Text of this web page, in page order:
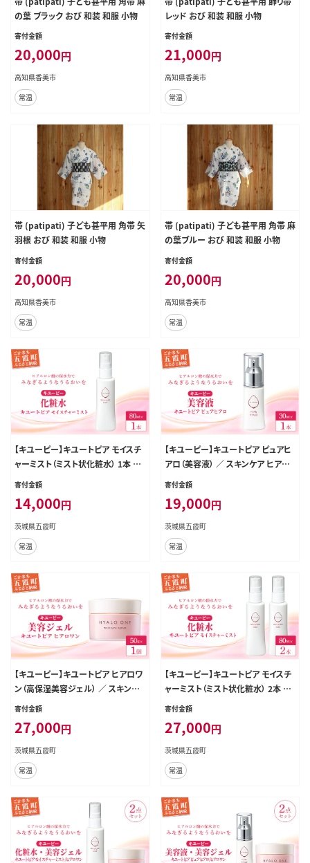
の葉 ブラック おび 和装 和服 小物
寄付金額
20,000円
高知県香美市
常温
レッド おび 和装 和服 小物
寄付金額
21,000円
高知県香美市
常温
帯 (patipati) 子ども甚平用 角帯 矢
羽根 おび 和装 和服 小物
寄付金額
20,000円
高知県香美市
常温
帯 (patipati) 子ども甚平用 角帯 麻
の葉ブルー おび 和装 和服 小物
寄付金額
20,000円
高知県香美市
常温
【キユーピー】キユートピア モイスチ
ャーミスト（ミスト状化粧水） 1本 ／
美容 スキンケア 浸透型 ヒアルロン
酸 化粧水 ミスト しっとり うるおい
無香料 無着色 茨城県 五霞町
寄付金額
14,000円
茨城県五霞町
常温
【キユーピー】キユートピア ピュアヒ
アロ（美容液） ／ スキンケア ヒアル
ロン酸 美容 スキンケア 美容液 うる
おい しっとり 無香料 無着色 キユー
ピー 茨城県 五霞町
寄付金額
19,000円
茨城県五霞町
常温
【キユーピー】キユートピア ヒアロワ
ン（高保湿美容ジェル） ／ スキンケ
ア 機能性 ヒアルロン酸 エイジング
い キユーピー 茨城県 五霞町
寄付金額
27,000円
茨城県五霞町
常温
【キユーピー】キユートピア モイスチ
ャーミスト（ミスト状化粧水） 2本 ／
美容 スキンケア 浸透型 ヒアルロン
無香料 無着色 茨城県 五霞町
寄付金額
27,000円
茨城県五霞町
常温